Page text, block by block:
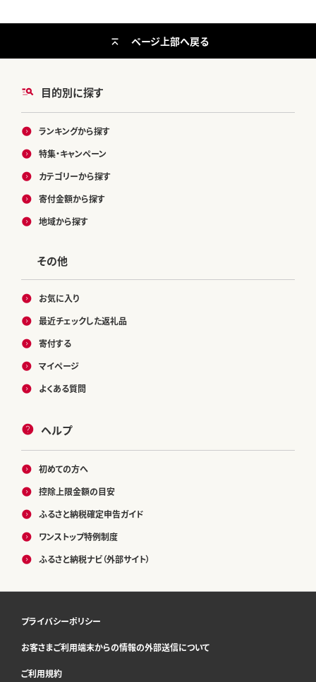
目的別に探す
ランキングから探す
特集・キャンペーン
カテゴリーから探す
寄付金額から探す
地域から探す
その他
お気に入り
最近チェックした返礼品
寄付する
マイページ
よくある質問
ヘルプ
初めての方へ
控除上限金額の目安
ふるさと納税確定申告ガイド
ワンストップ特例制度
ふるさと納税ナビ（外部サイト）
ページ上部へ戻る
プライバシーポリシー
お客さまご利用端末からの情報の外部送信について
ご利用規約